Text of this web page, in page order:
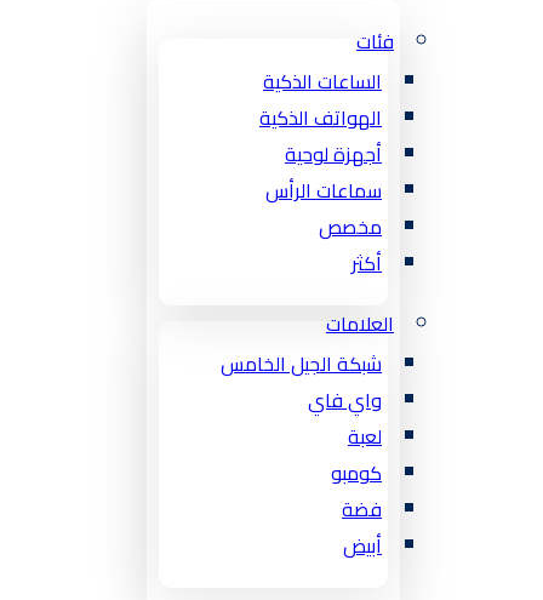
فئات
الساعات الذكية
الهواتف الذكية
أجهزة لوحية
سماعات الرأس
مخصص
أكثر
العلامات
شبكة الجيل الخامس
واي فاي
لعبة
كومبو
فضة
أبيض